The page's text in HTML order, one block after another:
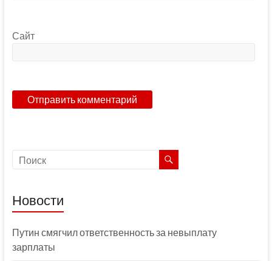
Сайт
Новости
Путин смягчил ответственность за невыплату
зарплаты